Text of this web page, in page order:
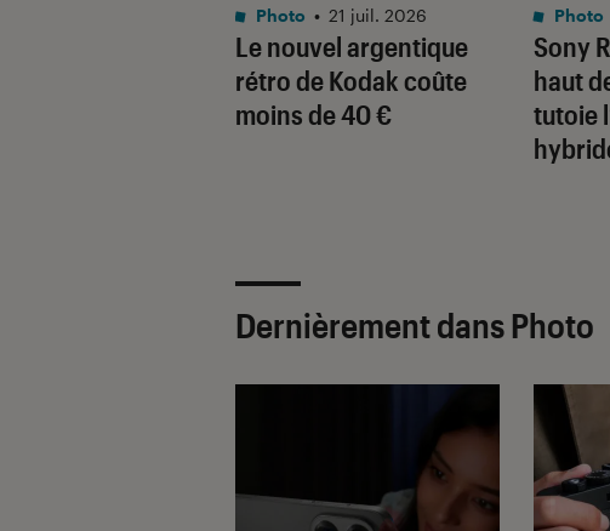
Le nouvel argentique
rétro de Kodak coûte
moins de 40 €
Photo • 21 juil. 2026
Sony
haut
tutoie
Photo
Dernièrement dans Photo